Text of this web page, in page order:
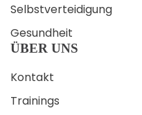
Selbstverteidigung
Gesundheit
ÜBER UNS
Kontakt
Trainings